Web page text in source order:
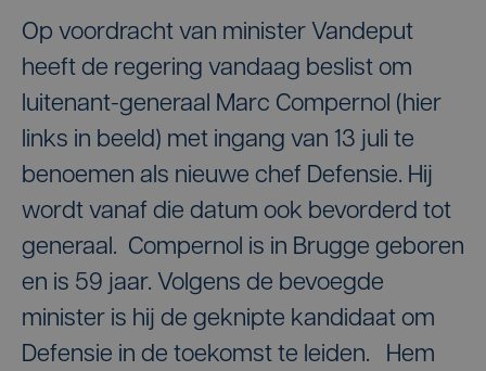
Op voordracht van minister Vandeput
heeft de regering vandaag beslist om
luitenant-generaal Marc Compernol (hier
links in beeld) met ingang van 13 juli te
benoemen als nieuwe chef Defensie. Hij
wordt vanaf die datum ook bevorderd tot
generaal. Compernol is in Brugge geboren
en is 59 jaar. Volgens de bevoegde
minister is hij de geknipte kandidaat om
Defensie in de toekomst te leiden. Hem